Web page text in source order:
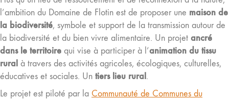
l’ambition du Domaine de Flotin est de proposer une maison de
la biodiversité, symbole et support de la transmission autour de
la biodiversité et du bien vivre alimentaire. Un projet ancré
dans le territoire qui vise à participer à l’animation du tissu
rural à travers des activités agricoles, écologiques, culturelles,
éducatives et sociales. Un tiers lieu rural.
Le projet est piloté par la Communauté de Communes du